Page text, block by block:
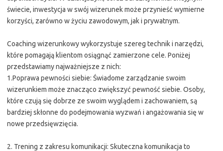
świecie, inwestycja w swój wizerunek może przynieść wymierne
korzyści, zarówno w życiu zawodowym, jak i prywatnym.
Coaching wizerunkowy wykorzystuje szereg technik i narzędzi,
które pomagają klientom osiągnąć zamierzone cele. Poniżej
przedstawiamy najważniejsze z nich:
1.Poprawa pewności siebie: Świadome zarządzanie swoim
wizerunkiem może znacząco zwiększyć pewność siebie. Osoby,
które czują się dobrze ze swoim wyglądem i zachowaniem, są
bardziej skłonne do podejmowania wyzwań i angażowania się w
nowe przedsięwzięcia.
2. Trening z zakresu komunikacji: Skuteczna komunikacja to